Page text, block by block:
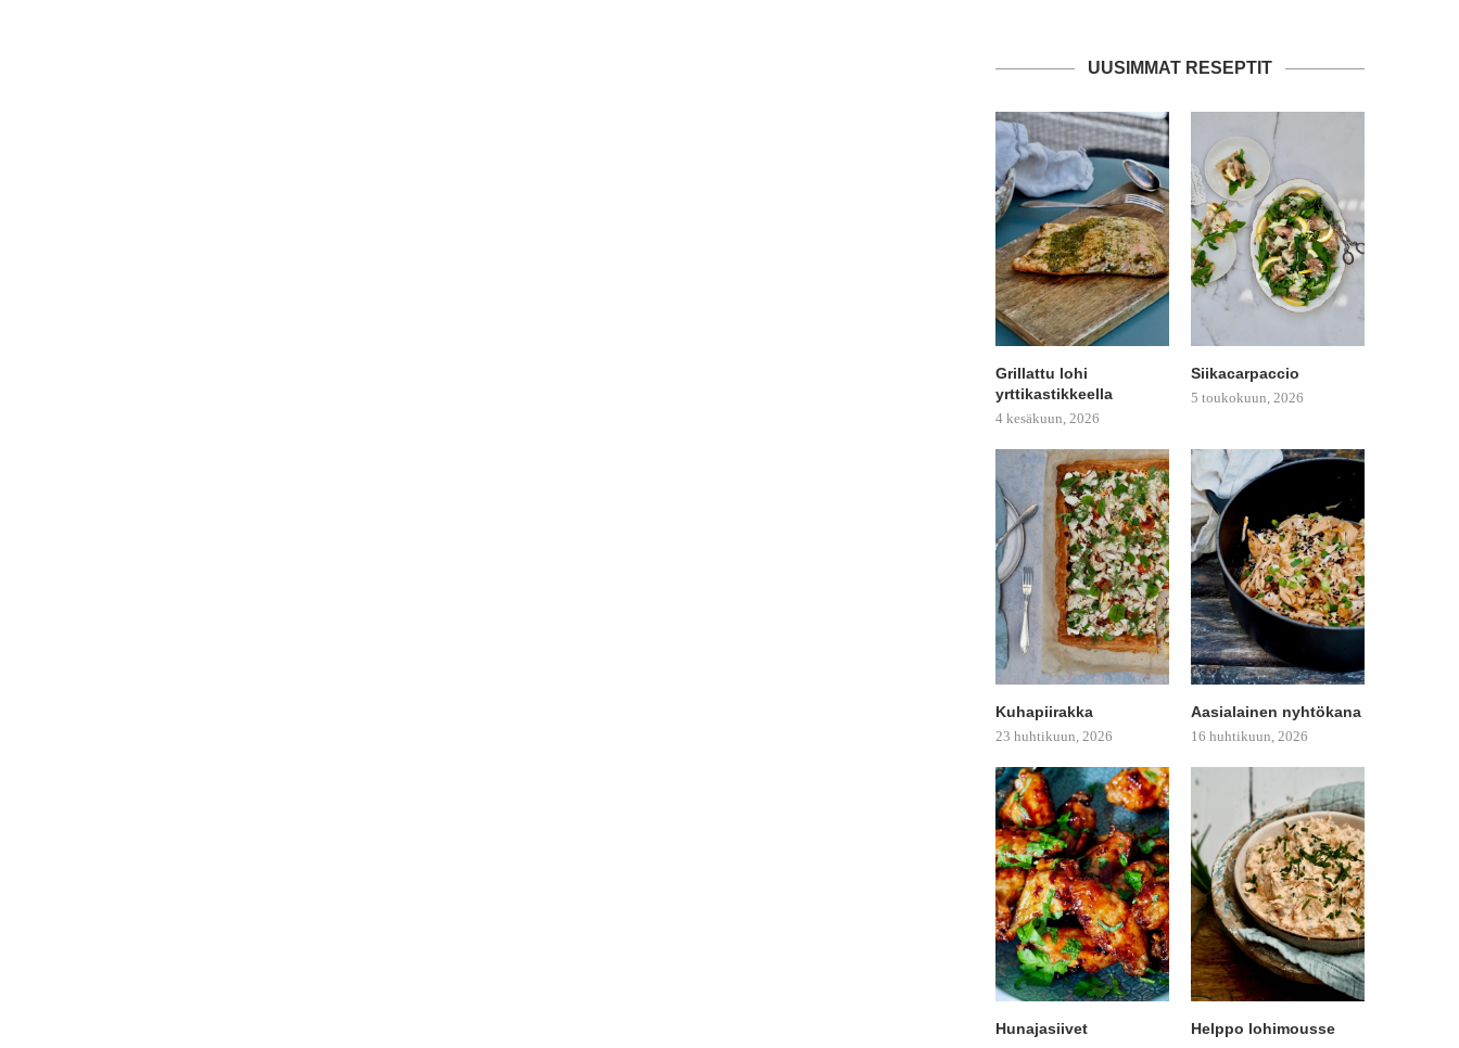
UUSIMMAT RESEPTIT
Grillattu lohi
yrttikastikkeella
4 kesäkuun, 2026
Siikacarpaccio
5 toukokuun, 2026
Kuhapiirakka
23 huhtikuun, 2026
Aasialainen nyhtökana
16 huhtikuun, 2026
Hunajasiivet Helppo lohimousse